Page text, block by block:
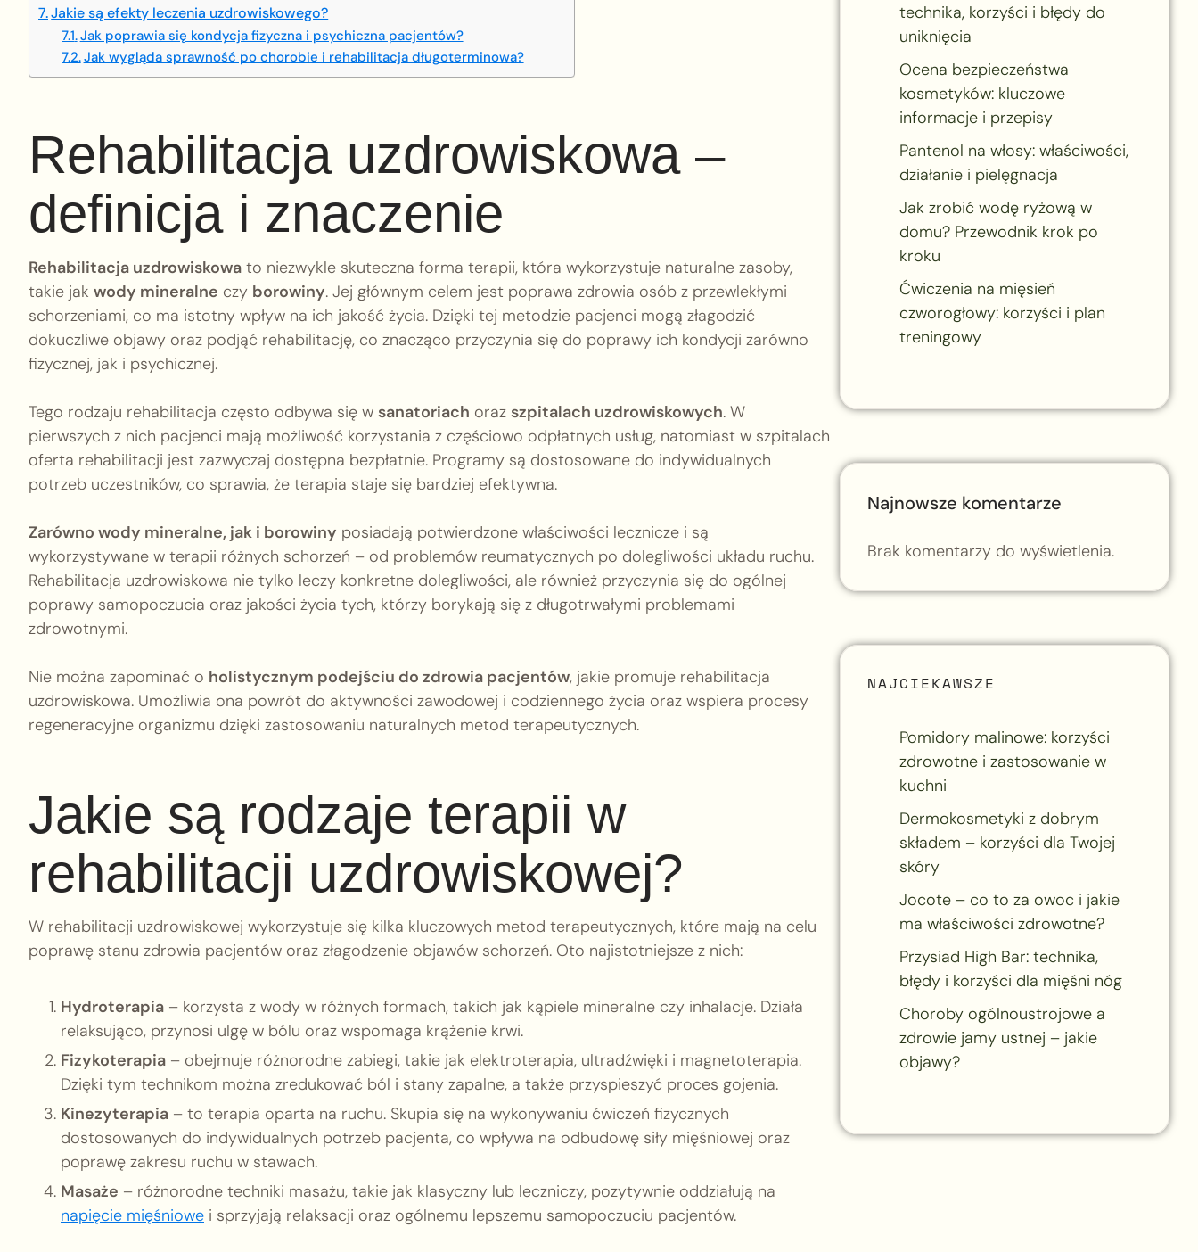
Jakie są efekty leczenia uzdrowiskowego?
Jak poprawia się kondycja fizyczna i psychiczna pacjentów?
Jak wygląda sprawność po chorobie i rehabilitacja długoterminowa?
Rehabilitacja uzdrowiskowa –
definicja i znaczenie
Rehabilitacja uzdrowiskowa to niezwykle skuteczna forma terapii, która wykorzystuje naturalne zasoby,
takie jak wody mineralne czy borowiny. Jej głównym celem jest poprawa zdrowia osób z przewlekłymi
schorzeniami, co ma istotny wpływ na ich jakość życia. Dzięki tej metodzie pacjenci mogą złagodzić
dokuczliwe objawy oraz podjąć rehabilitację, co znacząco przyczynia się do poprawy ich kondycji zarówno
fizycznej, jak i psychicznej.
Tego rodzaju rehabilitacja często odbywa się w sanatoriach oraz szpitalach uzdrowiskowych. W
pierwszych z nich pacjenci mają możliwość korzystania z częściowo odpłatnych usług, natomiast w szpitalach
oferta rehabilitacji jest zazwyczaj dostępna bezpłatnie. Programy są dostosowane do indywidualnych
potrzeb uczestników, co sprawia, że terapia staje się bardziej efektywna.
Zarówno wody mineralne, jak i borowiny posiadają potwierdzone właściwości lecznicze i są
wykorzystywane w terapii różnych schorzeń – od problemów reumatycznych po dolegliwości układu ruchu.
Rehabilitacja uzdrowiskowa nie tylko leczy konkretne dolegliwości, ale również przyczynia się do ogólnej
poprawy samopoczucia oraz jakości życia tych, którzy borykają się z długotrwałymi problemami
zdrowotnymi.
Nie można zapominać o holistycznym podejściu do zdrowia pacjentów, jakie promuje rehabilitacja
uzdrowiskowa. Umożliwia ona powrót do aktywności zawodowej i codziennego życia oraz wspiera procesy
regeneracyjne organizmu dzięki zastosowaniu naturalnych metod terapeutycznych.
Jakie są rodzaje terapii w
rehabilitacji uzdrowiskowej?
W rehabilitacji uzdrowiskowej wykorzystuje się kilka kluczowych metod terapeutycznych, które mają na celu
poprawę stanu zdrowia pacjentów oraz złagodzenie objawów schorzeń. Oto najistotniejsze z nich:
Hydroterapia – korzysta z wody w różnych formach, takich jak kąpiele mineralne czy inhalacje. Działa
relaksująco, przynosi ulgę w bólu oraz wspomaga krążenie krwi.
Fizykoterapia – obejmuje różnorodne zabiegi, takie jak elektroterapia, ultradźwięki i magnetoterapia.
Dzięki tym technikom można zredukować ból i stany zapalne, a także przyspieszyć proces gojenia.
Kinezyterapia – to terapia oparta na ruchu. Skupia się na wykonywaniu ćwiczeń fizycznych
dostosowanych do indywidualnych potrzeb pacjenta, co wpływa na odbudowę siły mięśniowej oraz
poprawę zakresu ruchu w stawach.
Masaże – różnorodne techniki masażu, takie jak klasyczny lub leczniczy, pozytywnie oddziałują na
napięcie mięśniowe i sprzyjają relaksacji oraz ogólnemu lepszemu samopoczuciu pacjentów.
technika, korzyści i błędy do
uniknięcia
Ocena bezpieczeństwa
kosmetyków: kluczowe
informacje i przepisy
Pantenol na włosy: właściwości,
działanie i pielęgnacja
Jak zrobić wodę ryżową w
domu? Przewodnik krok po
kroku
Ćwiczenia na mięsień
czworogłowy: korzyści i plan
treningowy
Najnowsze komentarze
Brak komentarzy do wyświetlenia.
NAJCIEKAWSZE
Pomidory malinowe: korzyści
zdrowotne i zastosowanie w
kuchni
Dermokosmetyki z dobrym
składem – korzyści dla Twojej
skóry
Jocote – co to za owoc i jakie
ma właściwości zdrowotne?
Przysiad High Bar: technika,
błędy i korzyści dla mięśni nóg
Choroby ogólnoustrojowe a
zdrowie jamy ustnej – jakie
objawy?